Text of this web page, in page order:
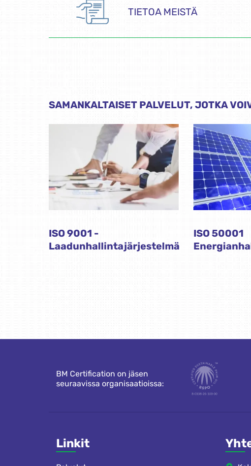
TIETOA MEISTÄ
SAMANKALTAISET PALVELUT, JOTKA
ISO 9001 -
Laadunhallintajärjestelmä
ISO 50001
BM Certification on jäsen
seuraavissa organisaatioissa:
Linkit